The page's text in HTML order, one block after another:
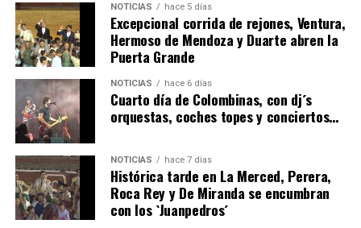
4º DÍA DE LAS FIESTAS COLOMBINAS 2026
hace 6 días Huelvatv
NOTICIAS hace 5 días
Excepcional corrida de rejones, Ventura,
Hermoso de Mendoza y Duarte abren la
Puerta Grande
NOTICIAS hace 6 días
Cuarto día de Colombinas, con dj´s
orquestas, coches topes y conciertos…
NOTICIAS hace 7 días
Histórica tarde en La Merced, Perera,
Roca Rey y De Miranda se encumbran
con los `Juanpedros´